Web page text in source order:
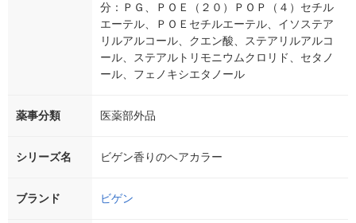
分：ＰＧ、ＰＯＥ（２０）ＰＯＰ（４）セチル
エーテル、ＰＯＥセチルエーテル、イソステア
リルアルコール、クエン酸、ステアリルアルコ
ール、ステアルトリモニウムクロリド、セタノ
ール、フェノキシエタノール
薬事分類 医薬部外品
シリーズ名 ビゲン香りのヘアカラー
ブランド ビゲン